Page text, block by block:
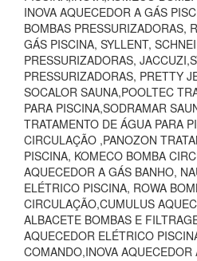
INOVA AQUECEDOR A GÁS
BOMBAS PRESSURIZADORAS,
GÁS PISCINA, SYLLENT,
PRESSURIZADORAS,
PRESSURIZADORAS, PRETTY
SOCALOR SAUNA,POOLTEC
PARA PISCINA,SODRAMAR
TRATAMENTO DE ÁGUA PARA
CIRCULAÇÃO ,PANOZON
PISCINA, KOMECO BOMBA
AQUECEDOR A GÁS BANHO,
ELÉTRICO PISCINA, ROWA
CIRCULAÇÃO,CUMULUS
ALBACETE BOMBAS E
AQUECEDOR ELÉTRICO
COMANDO,INOVA AQUECEDOR